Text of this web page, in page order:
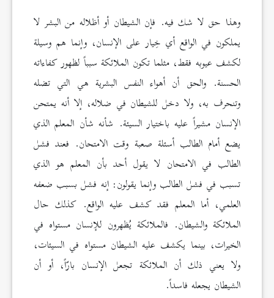
وهذا حق لا شك فيه. فإن الشيطان أو أظلاله من البشر لا
يملكون في الواقع أي خِيار على الإنسان، وإنما هم وسيلة
لكشف عيوبه فقط، مثلما تكون الملائكة سبباً لظهور كفاءاته
الحسنة. والحق أن أهواء النفس البشرية هي التي تضله
وتنحرف به، ولا دخل للشيطان في ضلاله، إلا أنه يمتحن
الإنسان مشيراً عليه باختيار السيئة. شأنه شأن المعلم الذي
يضع أمام الطالب أسئلة صعبة وقت الامتحان. فعند فشل
الطالب في الامتحان لا يقول أحد بأن المعلم هو الذي
تسبب في فشل الطالب وإنما يقولون: إنه فشل بسبب ضعفه
العلمي، أما المعلم فقد كشف عليه الواقع. كذلك حال
الملائكة والشيطان. فالملائكة يُظهرون للإنسان مستواه في
الخيرات، بينما يكشف عليه الشيطان مستواه في السيئات،
ولا يعني ذلك أن الملائكة تجعل الإنسان بارّاً، أو أن
الشيطان يجعله فاسداً.